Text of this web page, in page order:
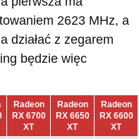
2623 MHz, a
działać z zegarem
będzie więc
Radeon
RX 6700
XT
Radeon
RX 6650
XT
Radeon
RX 6600
XT